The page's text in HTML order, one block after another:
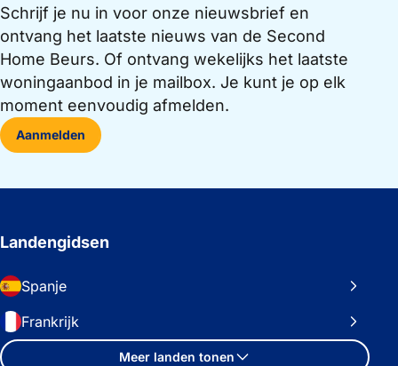
Schrijf je nu in voor onze nieuwsbrief en
ontvang het laatste nieuws van de Second
Home Beurs. Of ontvang wekelijks het laatste
woningaanbod in je mailbox. Je kunt je op elk
moment eenvoudig afmelden.
Aanmelden
Landengidsen
Spanje
Frankrijk
Meer landen tonen